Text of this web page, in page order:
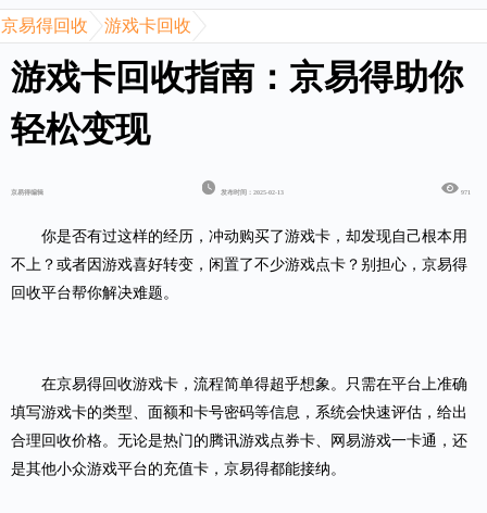
京易得回收 游戏卡回收
游戏卡回收指南：京易得助你
轻松变现
京易得编辑 发布时间：2025-02-13 971
你是否有过这样的经历，冲动购买了游戏卡 ，却发现自己根本用
不上？或者因游戏喜好转变，闲置了不少游戏点卡？别担心，京易得
回收平台帮你解决难题。
在京易得回收游戏卡，流程简单得超乎想象。只需在平台上准确
填写游戏卡的类型、面额和卡号密码等信息，系统会快速评估，给出
合理回收价格。无论是热门的腾讯游戏点券卡、网易游戏一卡通，还
是其他小众游戏平台的充值卡，京易得都能接纳。